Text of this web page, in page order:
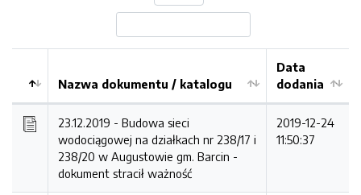
Kolejność
Nazwa dokumentu / katalogu
Data
dodania
23.12.2019 - Budowa sieci
wodociągowej na działkach nr 238/17 i
238/20 w Augustowie gm. Barcin -
dokument stracił ważność
2019-12-24
11:50:37